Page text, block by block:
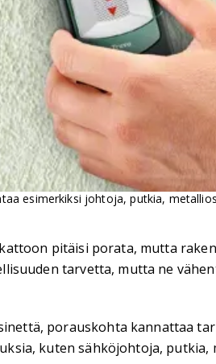
esimerkiksi johtoja, putkia,
pitäisi porata, mutta
tarvetta, mutta ne
porauskohta kannattaa
kuten sähköjohtoja, putkia,